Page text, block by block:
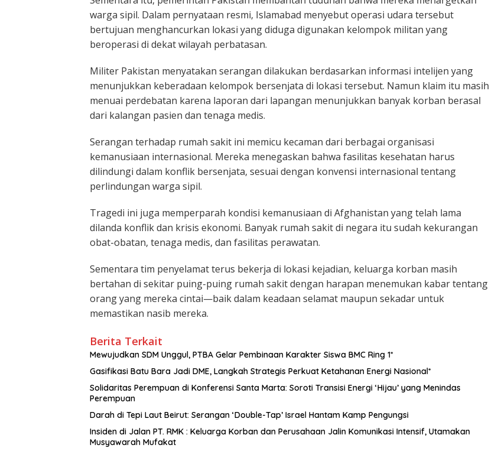
warga sipil. Dalam pernyataan resmi, Islamabad menyebut operasi udara tersebut
bertujuan menghancurkan lokasi yang diduga digunakan kelompok militan yang
beroperasi di dekat wilayah perbatasan.
Militer Pakistan menyatakan serangan dilakukan berdasarkan informasi intelijen yang
menunjukkan keberadaan kelompok bersenjata di lokasi tersebut. Namun klaim itu masih
menuai perdebatan karena laporan dari lapangan menunjukkan banyak korban berasal
dari kalangan pasien dan tenaga medis.
Serangan terhadap rumah sakit ini memicu kecaman dari berbagai organisasi
kemanusiaan internasional. Mereka menegaskan bahwa fasilitas kesehatan harus
dilindungi dalam konflik bersenjata, sesuai dengan konvensi internasional tentang
perlindungan warga sipil.
Tragedi ini juga memperparah kondisi kemanusiaan di Afghanistan yang telah lama
dilanda konflik dan krisis ekonomi. Banyak rumah sakit di negara itu sudah kekurangan
obat-obatan, tenaga medis, dan fasilitas perawatan.
Sementara tim penyelamat terus bekerja di lokasi kejadian, keluarga korban masih
bertahan di sekitar puing-puing rumah sakit dengan harapan menemukan kabar tentang
orang yang mereka cintai—baik dalam keadaan selamat maupun sekadar untuk
memastikan nasib mereka.
Berita Terkait
Mewujudkan SDM Unggul, PTBA Gelar Pembinaan Karakter Siswa BMC Ring 1*
Gasifikasi Batu Bara Jadi DME, Langkah Strategis Perkuat Ketahanan Energi Nasional*
Solidaritas Perempuan di Konferensi Santa Marta: Soroti Transisi Energi ‘Hijau’ yang Menindas
Perempuan
Darah di Tepi Laut Beirut: Serangan ‘Double-Tap’ Israel Hantam Kamp Pengungsi
Insiden di Jalan PT. RMK : Keluarga Korban dan Perusahaan Jalin Komunikasi Intensif, Utamakan
Musyawarah Mufakat